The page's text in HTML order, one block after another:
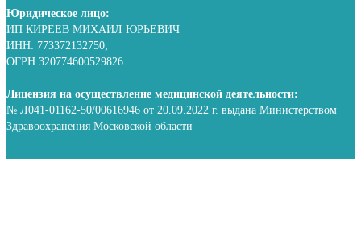
Юридическое лицо:
ИП КИРЕЕВ МИХАИЛ ЮРЬЕВИЧ
ИНН: 773372132750;
ОГРН 320774600529826
Лицензия на осуществление медицинской деятельности:
№ Л041-01162-50/00616946 от 20.09.2022 г. выдана Министерством
Здравоохранения Московской области